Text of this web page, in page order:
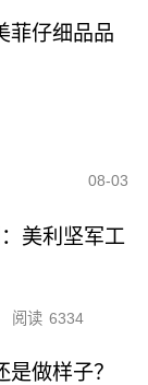
菲仔细品品
08-03
美利坚军工
阅读 6334
做样子？